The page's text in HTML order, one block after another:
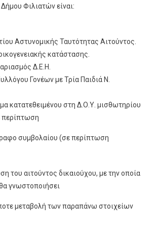
Φιλιατών είναι:
Αστυνομικής Ταυτότητας Αιτούντος.
κατάστασης.
Δ.Ε.Η.
Γονέων με Τρία Παιδιά Ν.
κατατεθειμένου στη Δ.Ο.Υ. μισθωτηρίου
περίπτωση
συμβολαίου (σε περίπτωση
του αιτούντος δικαιούχου, με την οποία
γνωστοποιήσει
μεταβολή των παραπάνω στοιχείων